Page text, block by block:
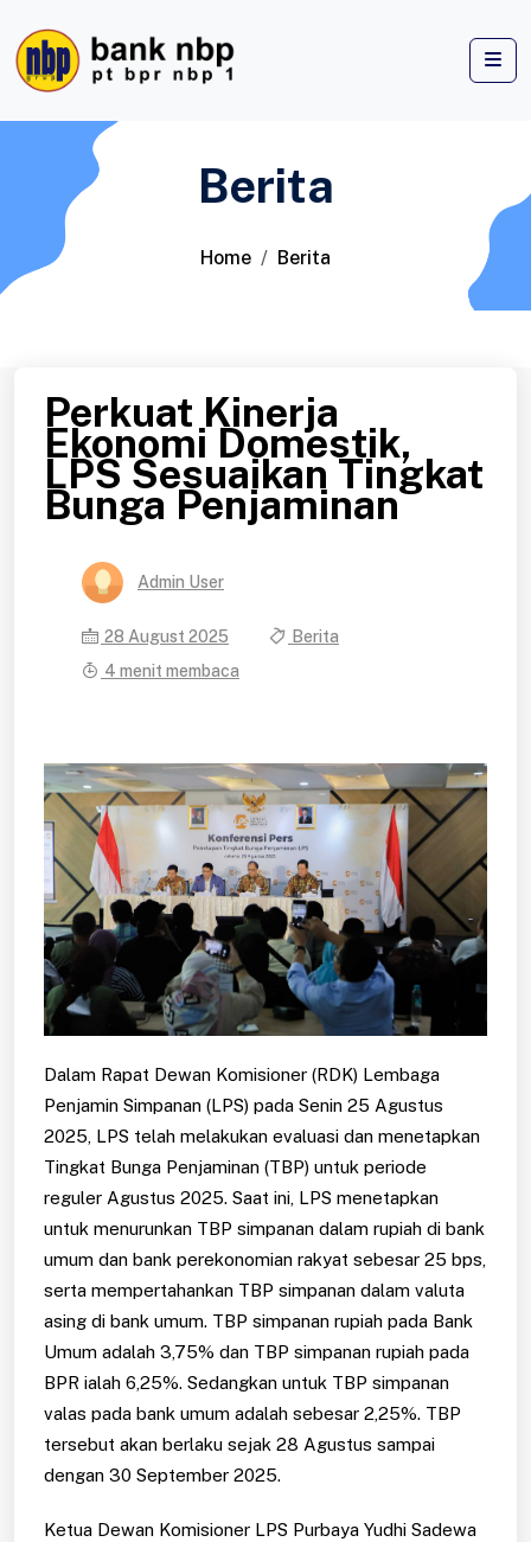
Berita
Home Berita
Perkuat Kinerja
Ekonomi Domestik,
LPS Sesuaikan Tingkat
Bunga Penjaminan
Admin User
28 August 2025
Berita
4 menit membaca
Dalam Rapat Dewan Komisioner (RDK) Lembaga
Penjamin Simpanan (LPS) pada Senin 25 Agustus
2025, LPS telah melakukan evaluasi dan menetapkan
Tingkat Bunga Penjaminan (TBP) untuk periode
reguler Agustus 2025. Saat ini, LPS menetapkan
untuk menurunkan TBP simpanan dalam rupiah di bank
umum dan bank perekonomian rakyat sebesar 25 bps,
serta mempertahankan TBP simpanan dalam valuta
asing di bank umum. TBP simpanan rupiah pada Bank
Umum adalah 3,75% dan TBP simpanan rupiah pada
BPR ialah 6,25%. Sedangkan untuk TBP simpanan
valas pada bank umum adalah sebesar 2,25%. TBP
tersebut akan berlaku sejak 28 Agustus sampai
dengan 30 September 2025.
Ketua Dewan Komisioner LPS Purbaya Yudhi Sadewa